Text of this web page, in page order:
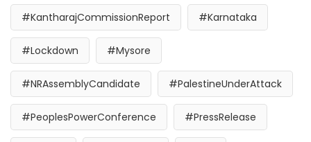
#KantharajCommissionReport #Karnataka
#Lockdown #Mysore
#NRAssemblyCandidate #PalestineUnderAttack
#PeoplesPowerConference #PressRelease